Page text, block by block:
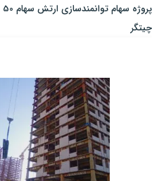
چیتگر